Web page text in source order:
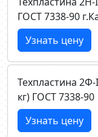
ГОСТ 7338-90
Узнать цену
Техпластина
кг) ГОСТ 7338-90
Узнать цену